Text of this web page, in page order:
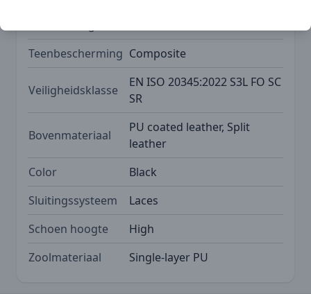
Teenbescherming Composite
Veiligheidsklasse
EN ISO 20345:2022 S3L FO SC
SR
Bovenmateriaal
PU coated leather, Split
leather
Color
Black
Sluitingssysteem
Laces
Schoen hoogte
High
Zoolmateriaal
Single-layer PU